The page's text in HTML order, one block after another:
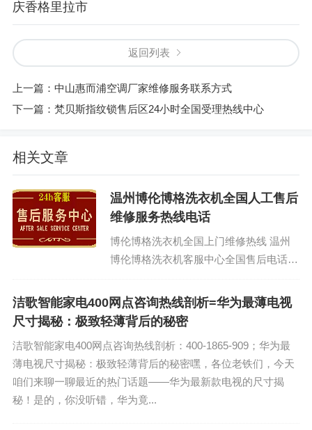
庆香格里拉市
返回列表
上一篇： 中山惠而浦空调厂家维修服务联系方式
下一篇： 梵贝斯指纹锁售后区24小时全国受理热线中心
相关文章
温州博伦博格洗衣机全国人工售后
维修服务热线电话
博伦博格洗衣机全国上门维修热线 温州
博伦博格洗衣机客服中心全国售后电话：
博伦博...
洁歌智能家电400网点咨询热线剖析=华为最薄电视
尺寸揭秘：极致轻薄背后的秘密
洁歌智能家电400网点咨询热线剖析：400-1865-909；华为最
薄电视尺寸揭秘：极致轻薄背后的秘密嘿，各位老铁们，今天
咱们来聊一聊最近的热门话题——华为最新款电视的尺寸揭
秘！是的，你没听错，华为竟...